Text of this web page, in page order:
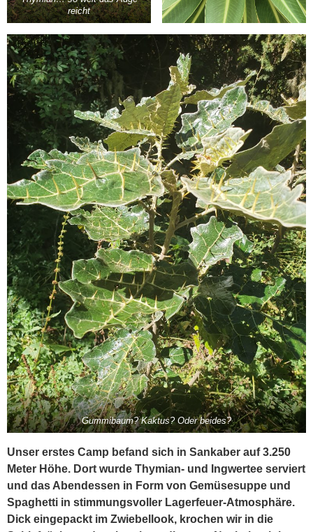
reicht
Gummibaum? Kaktus? Oder beides?
Unser erstes Camp befand sich in Sankaber auf 3.250
Meter Höhe. Dort wurde Thymian- und Ingwertee serviert
und das Abendessen in Form von Gemüsesuppe und
Spaghetti in stimmungsvoller Lagerfeuer-Atmosphäre.
Dick eingepackt im Zwiebellook, krochen wir in die